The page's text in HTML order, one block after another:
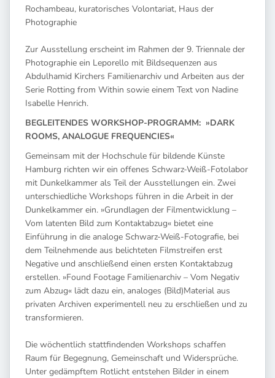
Rochambeau, kuratorisches Volontariat, Haus der
Photographie
Zur Ausstellung erscheint im Rahmen der 9. Triennale der
Photographie ein Leporello mit Bildsequenzen aus
Abdulhamid Kirchers Familienarchiv und Arbeiten aus der
Serie Rotting from Within sowie einem Text von Nadine
Isabelle Henrich.
BEGLEITENDES WORKSHOP-PROGRAMM: »DARK
ROOMS, ANALOGUE FREQUENCIES«
Gemeinsam mit der Hochschule für bildende Künste
Hamburg richten wir ein offenes Schwarz-Weiß-Fotolabor
mit Dunkelkammer als Teil der Ausstellungen ein. Zwei
unterschiedliche Workshops führen in die Arbeit in der
Dunkelkammer ein. »Grundlagen der Filmentwicklung –
Vom latenten Bild zum Kontaktabzug« bietet eine
Einführung in die analoge Schwarz-Weiß-Fotografie, bei
dem Teilnehmende aus belichteten Filmstreifen erst
Negative und anschließend einen ersten Kontaktabzug
erstellen. »Found Footage Familienarchiv – Vom Negativ
zum Abzug« lädt dazu ein, analoges (Bild)Material aus
privaten Archiven experimentell neu zu erschließen und zu
transformieren.
Die wöchentlich stattfindenden Workshops schaffen
Raum für Begegnung, Gemeinschaft und Widersprüche.
Unter gedämpftem Rotlicht entstehen Bilder in einem